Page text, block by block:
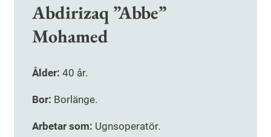
Abdirizaq ”Abbe”
Mohamed
Ålder: 40 år.
Bor: Borlänge.
Arbetar som: Ugnsoperatör.